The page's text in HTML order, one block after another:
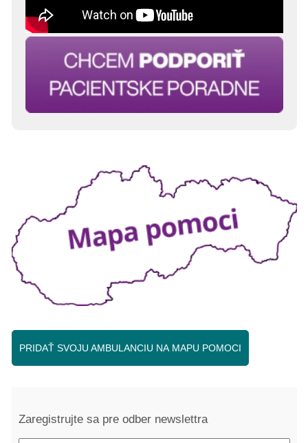
PRIDAŤ SVOJU AMBULANCIU NA MAPU POMOCI
Zaregistrujte sa pre odber newslettra